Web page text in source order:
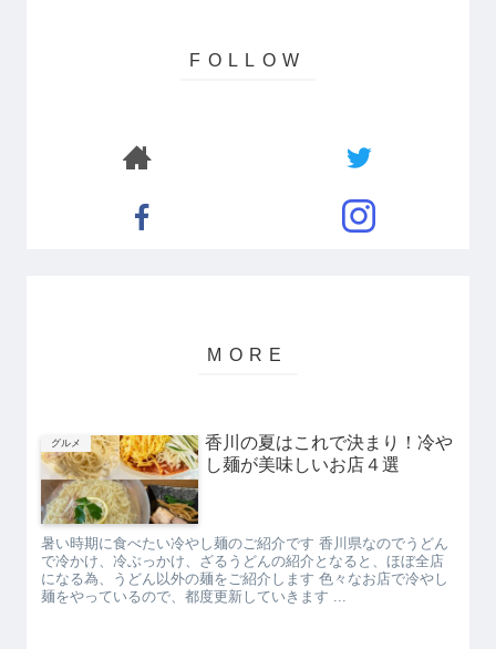
グルメ
香川の夏はこれで決まり！冷や
し麺が美味しいお店４選
暑い時期に食べたい冷やし麺のご紹介です 香川県なのでうどん
で冷かけ、冷ぶっかけ、ざるうどんの紹介となると、ほぼ全店
になる為、うどん以外の麺をご紹介します 色々なお店で冷やし
麺をやっているので、都度更新していきます ...